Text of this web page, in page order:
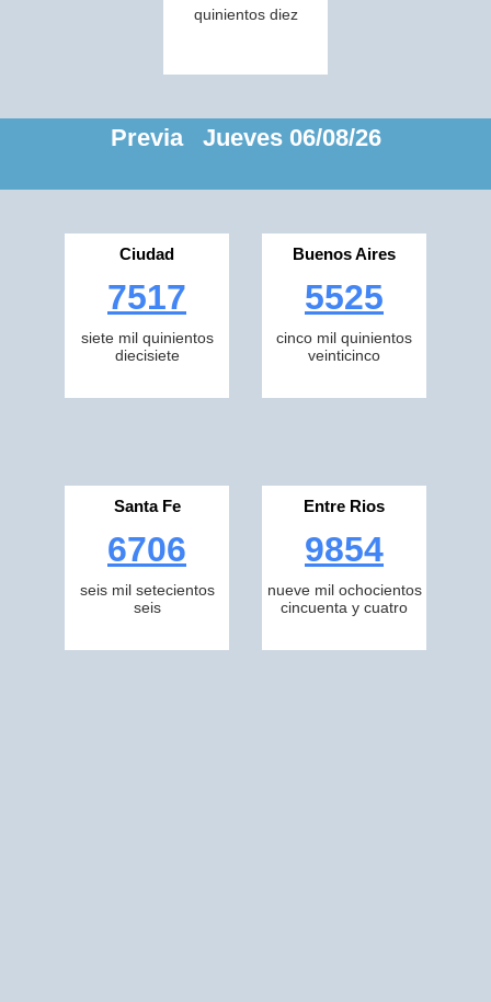
quinientos diez
Previa Jueves 06/08/26
Ciudad
7517
siete mil quinientos
diecisiete
Buenos Aires
5525
cinco mil quinientos
veinticinco
Santa Fe
6706
seis mil setecientos
seis
Entre Rios
9854
nueve mil ochocientos
cincuenta y cuatro